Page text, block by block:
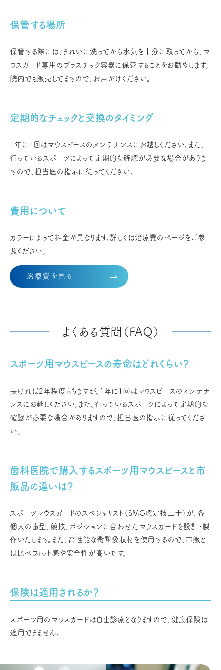
保管する場所
保管する際には、きれいに洗ってから水気を十分に取ってから、マ
ウスガード専用のプラスチック容器に保管することをお勧めします。
院内でも販売してますので、お声がけください。
定期的なチェックと交換のタイミング
1年に1回はマウスピースのメンテナンスにお越しください。また、
行っているスポーツによって定期的な確認が必要な場合がありま
すので、担当医の指示に従ってください。
費用について
カラーによって料金が異なります。詳しくは治療費のページをご参
照ください。
治療費を見る
よくある質問（FAQ）
スポーツ用マウスピースの寿命はどれくらい？
長ければ2年程度もちますが、1年に1回はマウスピースのメンテナ
ンスにお越しください。また、行っているスポーツによって定期的な
確認が必要な場合がありますので、担当医の指示に従ってくださ
い。
歯科医院で購入するスポーツ用マウスピースと市
販品の違いは？
スポーツマウスガードのスペシャリスト（SMG認定技工士）が、各
個人の歯型、競技、ポジションに合わせたマウスガードを設計・製
作いたします。また、高性能な衝撃吸収材を使用するので、市販と
は比べフィット感や安全性が高いです。
保険は適用されるか？
スポーツ用のマウスガードは自由診療となりますので、健康保険は
適用できません。